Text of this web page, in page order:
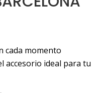
cada momento
accesorio ideal para tu